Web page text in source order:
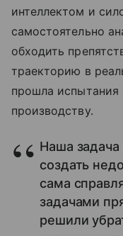
интеллектом и
самостоятельно
обходить
траекторию в
прошла испытания
производству.
Наша задача
создать
сама
задачами
решили